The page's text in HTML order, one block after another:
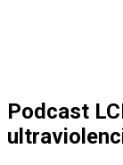
Podcast